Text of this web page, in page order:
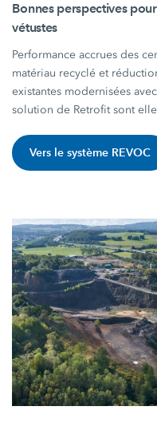
Bonnes perspectives
vétustes
Performance accrues des
matériau recyclé et
existantes modernisées
solution de Retrofit sont
Vers le système REVOC